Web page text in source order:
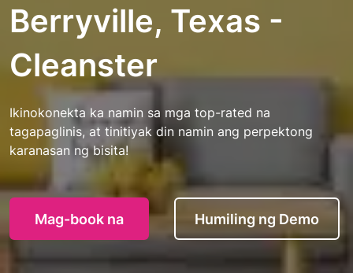
Berryville, Texas -
Cleanster
Ikinokonekta ka namin sa mga top-rated na
tagapaglinis, at tinitiyak din namin ang perpektong
karanasan ng bisita!
Mag-book na Humiling ng Demo